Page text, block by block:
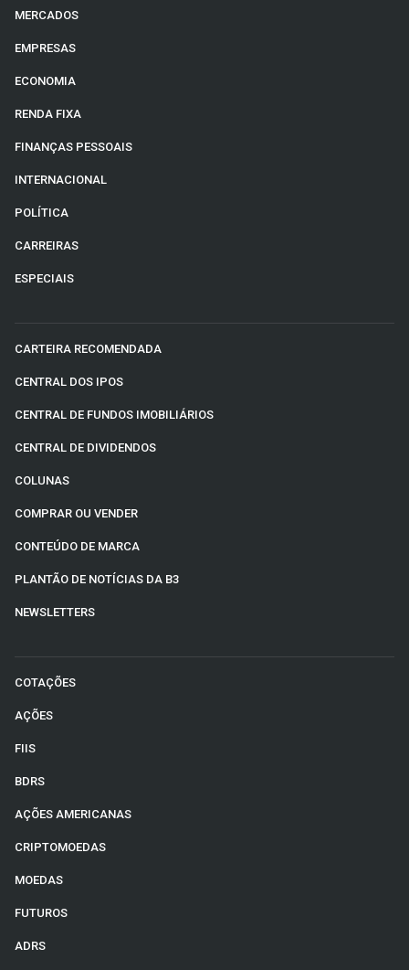
MERCADOS
EMPRESAS
ECONOMIA
RENDA FIXA
FINANÇAS PESSOAIS
INTERNACIONAL
POLÍTICA
CARREIRAS
ESPECIAIS
CARTEIRA RECOMENDADA
CENTRAL DOS IPOS
CENTRAL DE FUNDOS IMOBILIÁRIOS
CENTRAL DE DIVIDENDOS
COLUNAS
COMPRAR OU VENDER
CONTEÚDO DE MARCA
PLANTÃO DE NOTÍCIAS DA B3
NEWSLETTERS
COTAÇÕES
AÇÕES
FIIS
BDRS
AÇÕES AMERICANAS
CRIPTOMOEDAS
MOEDAS
FUTUROS
ADRS